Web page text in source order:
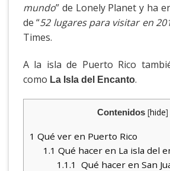
mundo” de Lonely Planet y ha
de “52 lugares para visitar en
Times.
A la isla de Puerto Rico
como La Isla del Encanto.
Contenidos [hide]
1 Qué ver en Puerto Rico
1.1 Qué hacer en La isla del
1.1.1 Qué hacer en San